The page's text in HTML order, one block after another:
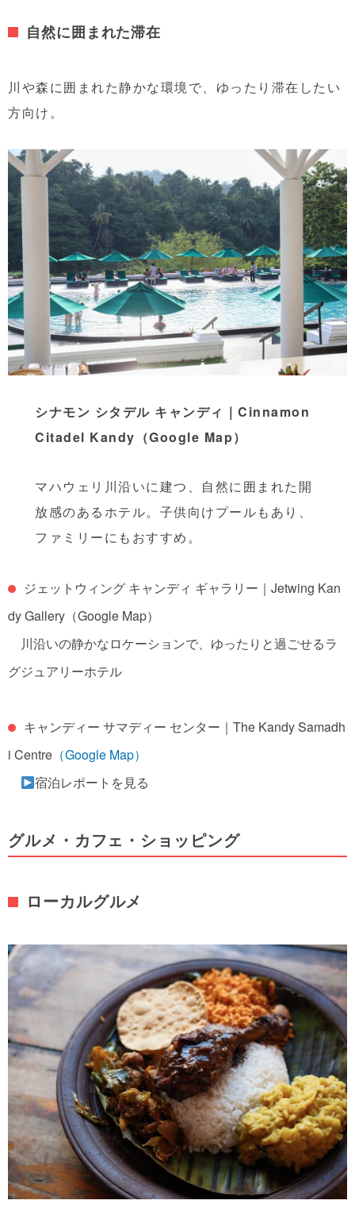
自然に囲まれた滞在
川や森に囲まれた静かな環境で、ゆったり滞在したい
方向け。
シナモン シタデル キャンディ｜Cinnamon
Citadel Kandy （Google Map）
マハウェリ川沿いに建つ、自然に囲まれた開
放感のあるホテル。子供向けプールもあり、
ファミリーにもおすすめ。
ジェットウィング キャンディ ギャラリー｜Jetwing Kan
dy Gallery （Google Map）
川沿いの静かなロケーションで、ゆったりと過ごせるラ
グジュアリーホテル
キャンディー サマディー センター｜The Kandy Samadh
i Centre （Google Map）
宿泊レポートを見る
グルメ・カフェ・ショッピング
ローカルグルメ